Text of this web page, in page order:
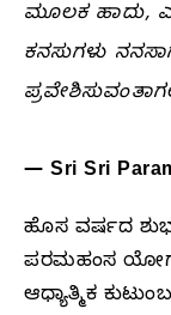
ಮೂಲಕ ಹಾದು,
ಕನಸುಗಳು
— Sri Sri
ಹೊಸ ವರ್ಷದ ಶುಭ
ಪರಮಹಂಸ
ಆಧ್ಯಾತ್ಮಿಕ